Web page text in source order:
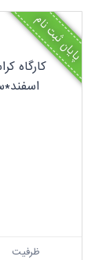
پایان ثبت نام
ظرفیت